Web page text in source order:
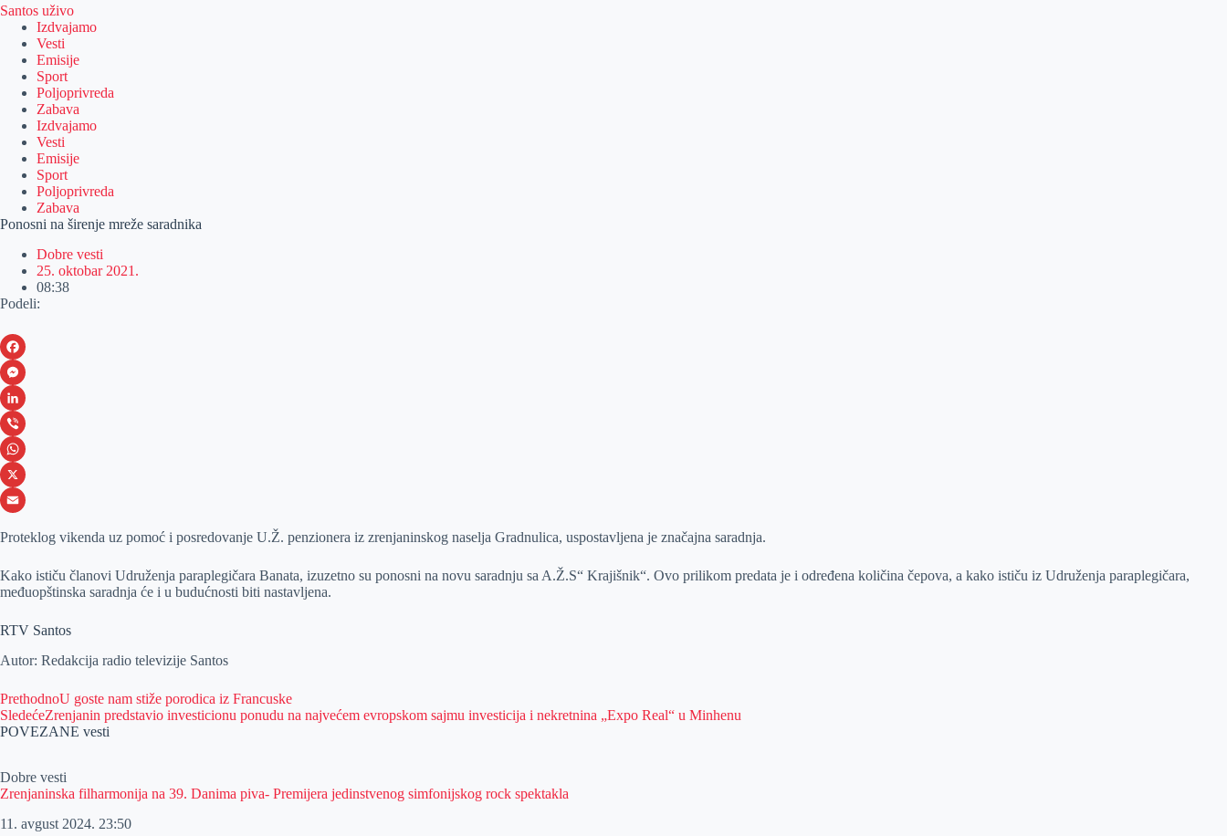
Santos uživo
Izdvajamo
Vesti
Emisije
Sport
Poljoprivreda
Zabava
Izdvajamo
Vesti
Emisije
Sport
Poljoprivreda
Zabava
Ponosni na širenje mreže saradnika
Dobre vesti
25. oktobar 2021.
08:38
Podeli:
F
a
c
e
b
o
M
e
s
s
e
e
r
L
i
n
k
I
n
V
i
b
W
h
s
A
p
p
X
a
i
l
Proteklog vikenda uz pomoć i posredovanje U.Ž. penzionera iz zrenjaninskog naselja Gradnulica, uspostavljena je značajna saradnja.
Kako ističu članovi Udruženja paraplegičara Banata, izuzetno su ponosni na novu saradnju sa A.Ž.S“ Krajišnik“. Ovo prilikom predata je i određena količina čepova, a kako ističu iz Udruženja paraplegičara,
međuopštinska saradnja će i u budućnosti biti nastavljena.
RTV Santos
Autor: Redakcija radio televizije Santos
PrethodnoU goste nam stiže porodica iz Francuske
SledećeZrenjanin predstavio investicionu ponudu na najvećem evropskom sajmu investicija i nekretnina „Expo Real“ u Minhenu
POVEZANE vesti
Dobre vesti
Zrenjaninska filharmonija na 39. Danima piva- Premijera jedinstvenog simfonijskog rock spektakla
11. avgust 2024. 23:50